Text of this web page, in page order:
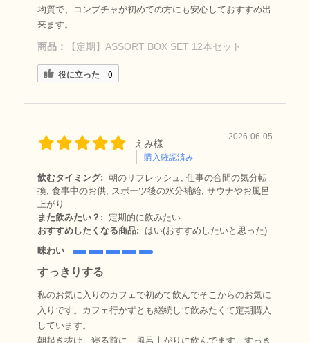
均質で、コンブチャが初めての方にも安心しておすすめ出
来ます。
商品： 【定期】ASSORT BOX SET 12本セット
役に立った 0
えみ様
購入確認済み
2026-06-05
飲むタイミング: 朝のリフレッシュ, 仕事の合間の気分転
換, 食事中のお供, スポーツ後の水分補給, サウナやお風呂
上がり
また飲みたい？:
定期的に飲みたい
おすすめしたくなる商品:
はい(おすすめしたいと思った)
味わい
すっきりする
私のお気に入りのカフェで初めて飲んでそこからのお気に
入りです。カフェ行かずとも継続して飲みたくて定期購入
しています。
朝起き抜け、寝る前に、風呂上がりに飲んでます。すっき